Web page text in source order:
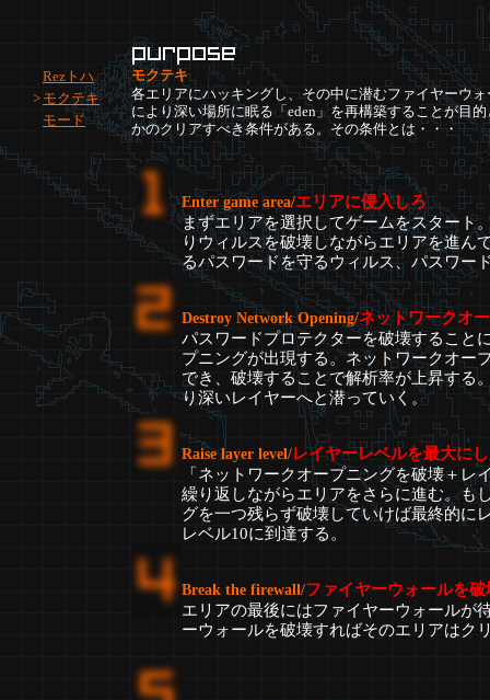
Rezトハ
> モクテキ
モード
モクテキ
各エリアにハッキングし、その中に潜むファイヤーウ
により深い場所に眠る「eden」を再構築することが目
かのクリアすべき条件がある。その条件とは・・・
Enter game area/エリアに侵入しろ
まずエリアを選択してゲームをスタート
りウィルスを破壊しながらエリアを進ん
るパスワードを守るウィルス、パスワー
Destroy Network Opening/ネットワークオ
パスワードプロテクターを破壊すること
プニングが出現する。ネットワークオー
でき、破壊することで解析率が上昇する
り深いレイヤーへと潜っていく。
Raise layer level/レイヤーレベルを最大に
「ネットワークオープニングを破壊＋レ
繰り返しながらエリアをさらに進む。も
グを一つ残らず破壊していけば最終的に
レベル10に到達する。
Break the firewall/ファイヤーウォールを破
エリアの最後にはファイヤーウォールが
ーウォールを破壊すればそのエリアはク